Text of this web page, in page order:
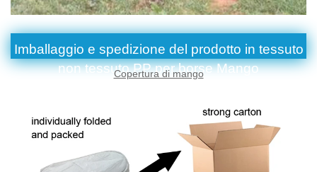
Imballaggio e spedizione del prodotto in tessuto
non tessuto PP per borse Mango
Copertura di mango